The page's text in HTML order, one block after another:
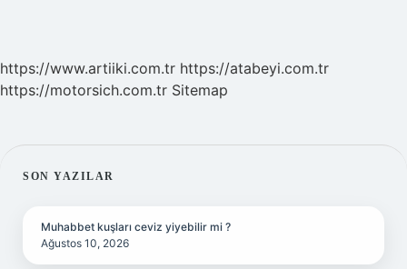
https://www.artiiki.com.tr https://atabeyi.com.tr
https://motorsich.com.tr Sitemap
SIDEBAR
SON YAZILAR
Muhabbet kuşları ceviz yiyebilir mi ?
Ağustos 10, 2026